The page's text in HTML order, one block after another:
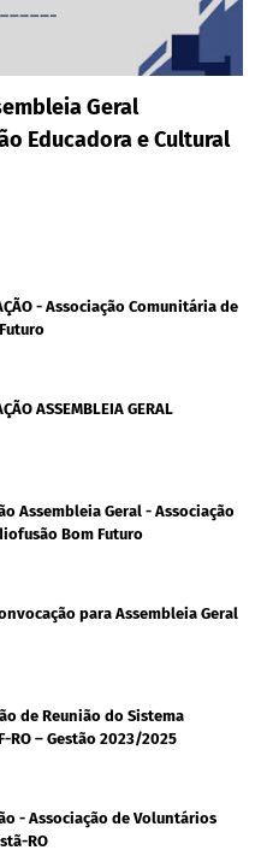
Geral
Educadora e Cultural
- Associação Comunitária de
ASSEMBLEIA GERAL
Assembleia Geral - Associação
Bom Futuro
para Assembleia Geral
de Reunião do Sistema
RO – Gestão 2023/2025
- Associação de Voluntários
RO